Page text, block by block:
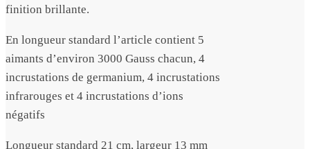
finition brillante.
En longueur standard l’article contient 5
aimants d’environ 3000 Gauss chacun, 4
incrustations de germanium, 4 incrustations
infrarouges et 4 incrustations d’ions
négatifs
Longueur standard 21 cm, largeur 13 mm